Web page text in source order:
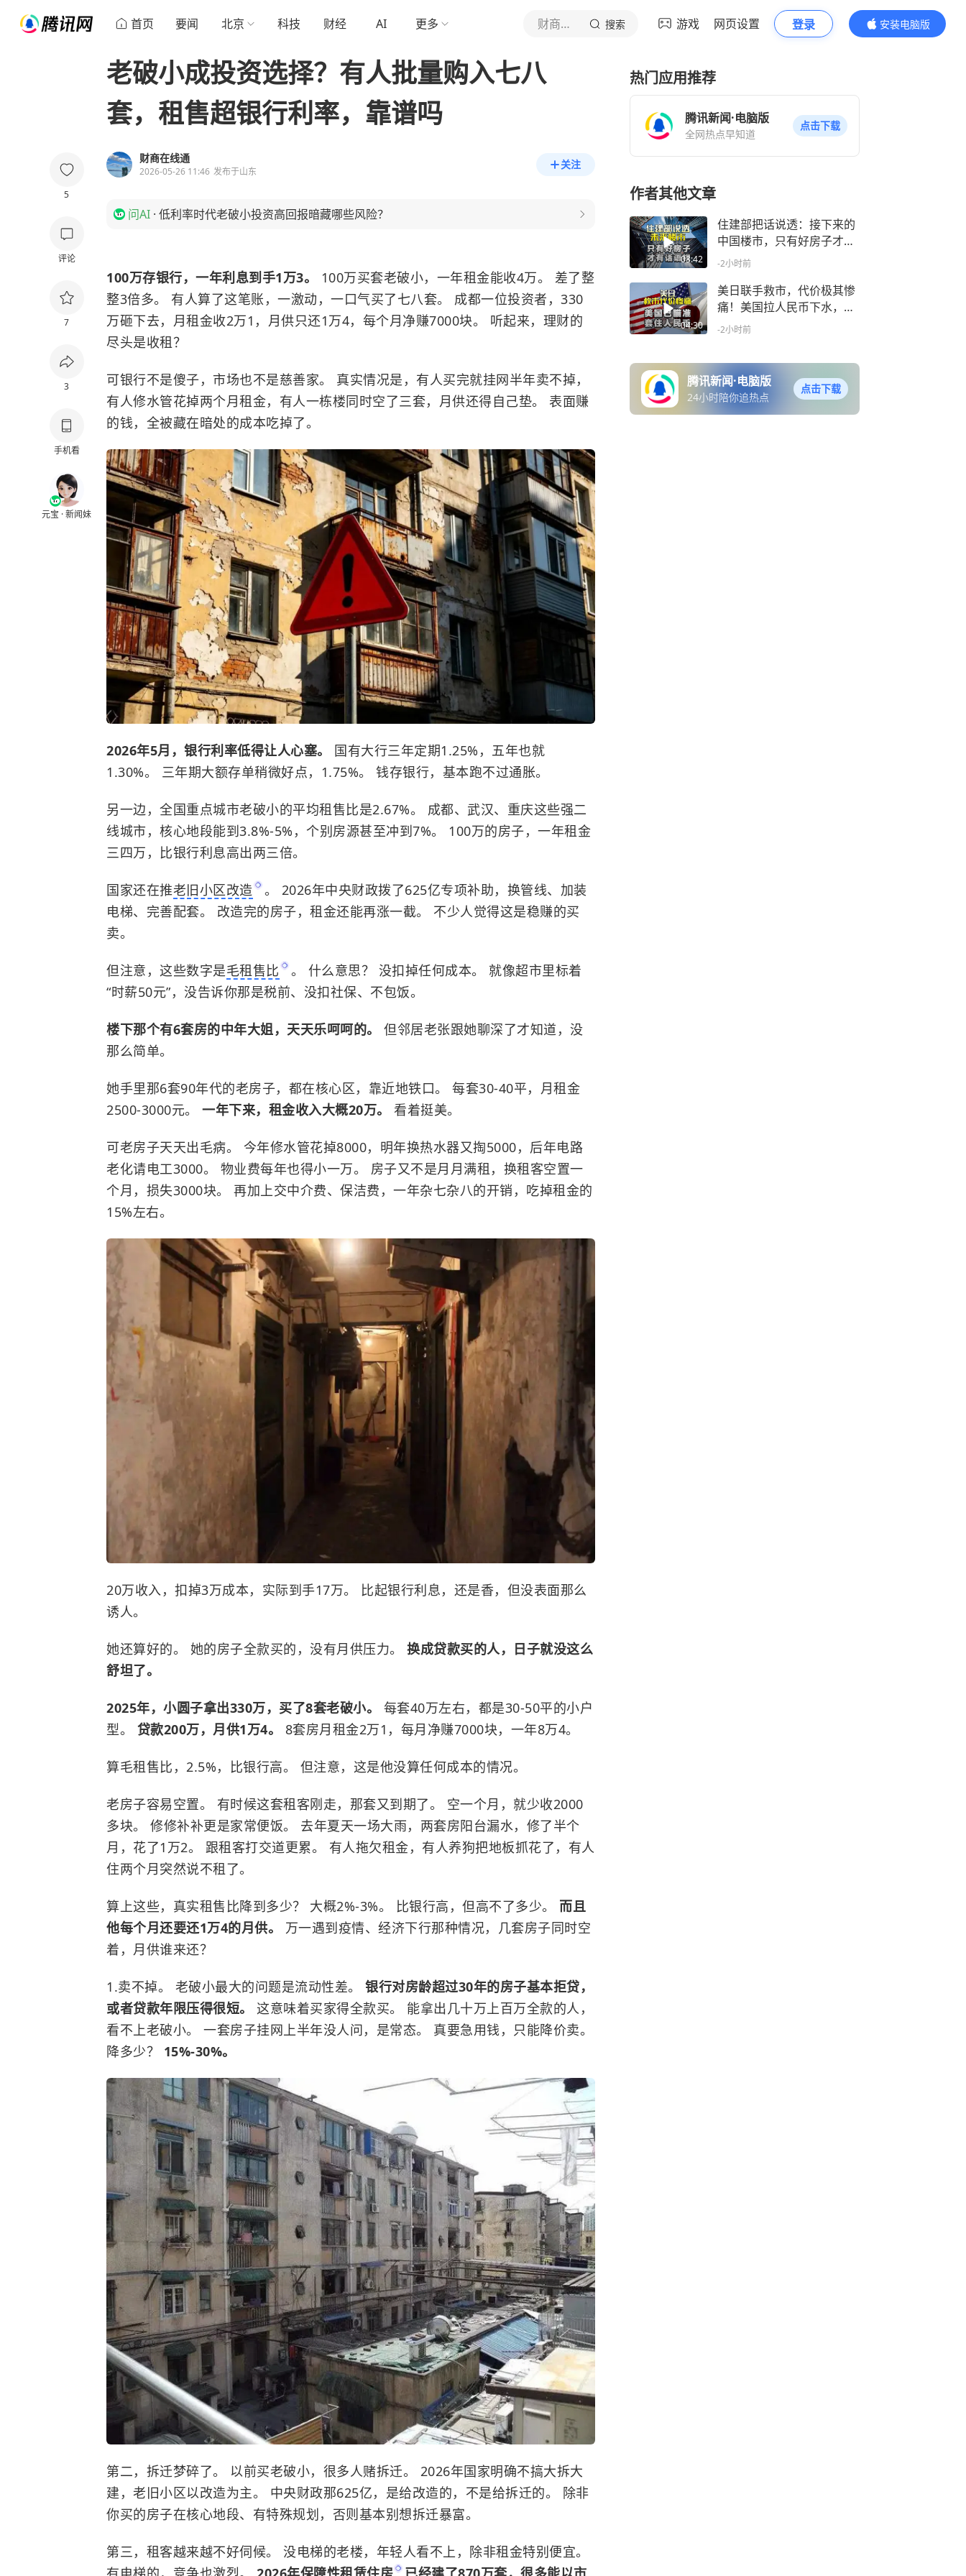
首页 要闻 北京 科技 财经 AI 更多 财商在线通 搜索 游戏 网页设置 登录
安装电脑版
内容更精彩
5
评论
7
3
手机看
元宝 · 新闻妹
老破小成投资选择？有人批量购入七八
套，租售超银行利率，靠谱吗
财商在线通
2026-05-26 11:46 发布于山东
关注
问AI · 低利率时代老破小投资高回报暗藏哪些风险？
100万存银行，一年利息到手1万3。 100万买套老破小，一年租金能收4万。 差了整
整3倍多。 有人算了这笔账，一激动，一口气买了七八套。 成都一位投资者，330
万砸下去，月租金收2万1，月供只还1万4，每个月净赚7000块。 听起来，理财的
尽头是收租？
可银行不是傻子，市场也不是慈善家。 真实情况是，有人买完就挂网半年卖不掉，
有人修水管花掉两个月租金，有人一栋楼同时空了三套，月供还得自己垫。 表面赚
的钱，全被藏在暗处的成本吃掉了。
2026年5月，银行利率低得让人心塞。 国有大行三年定期1.25%，五年也就
1.30%。 三年期大额存单稍微好点，1.75%。 钱存银行，基本跑不过通胀。
另一边，全国重点城市老破小的平均租售比是2.67%。 成都、武汉、重庆这些强二
线城市，核心地段能到3.8%-5%，个别房源甚至冲到7%。 100万的房子，一年租金
三四万，比银行利息高出两三倍。
国家还在推老旧小区改造
。 2026年中央财政拨了625亿专项补助，换管线、加装
电梯、完善配套。 改造完的房子，租金还能再涨一截。 不少人觉得这是稳赚的买
卖。
但注意，这些数字是毛租售比
。 什么意思？ 没扣掉任何成本。 就像超市里标着
“时薪50元”，没告诉你那是税前、没扣社保、不包饭。
楼下那个有6套房的中年大姐，天天乐呵呵的。 但邻居老张跟她聊深了才知道，没
那么简单。
她手里那6套90年代的老房子，都在核心区，靠近地铁口。 每套30-40平，月租金
2500-3000元。 一年下来，租金收入大概20万。 看着挺美。
可老房子天天出毛病。 今年修水管花掉8000，明年换热水器又掏5000，后年电路
老化请电工3000。 物业费每年也得小一万。 房子又不是月月满租，换租客空置一
个月，损失3000块。 再加上交中介费、保洁费，一年杂七杂八的开销，吃掉租金的
15%左右。
20万收入，扣掉3万成本，实际到手17万。 比起银行利息，还是香，但没表面那么
诱人。
她还算好的。 她的房子全款买的，没有月供压力。 换成贷款买的人，日子就没这么
舒坦了。
2025年，小圆子拿出330万，买了8套老破小。 每套40万左右，都是30-50平的小户
型。 贷款200万，月供1万4。 8套房月租金2万1，每月净赚7000块，一年8万4。
算毛租售比，2.5%，比银行高。 但注意，这是他没算任何成本的情况。
老房子容易空置。 有时候这套租客刚走，那套又到期了。 空一个月，就少收2000
多块。 修修补补更是家常便饭。 去年夏天一场大雨，两套房阳台漏水，修了半个
月，花了1万2。 跟租客打交道更累。 有人拖欠租金，有人养狗把地板抓花了，有人
住两个月突然说不租了。
算上这些，真实租售比降到多少？ 大概2%-3%。 比银行高，但高不了多少。 而且
他每个月还要还1万4的月供。 万一遇到疫情、经济下行那种情况，几套房子同时空
着，月供谁来还？
卖不掉。 老破小最大的问题是流动性差。 银行对房龄超过30年的房子基本拒贷，
或者贷款年限压得很短。 这意味着买家得全款买。 能拿出几十万上百万全款的人，
看不上老破小。 一套房子挂网上半年没人问，是常态。 真要急用钱，只能降价卖。
降多少？ 15%-30%。
第二，拆迁梦碎了。 以前买老破小，很多人赌拆迁。 2026年国家明确不搞大拆大
建，老旧小区以改造为主。 中央财政那625亿，是给改造的，不是给拆迁的。 除非
你买的房子在核心地段、有特殊规划，否则基本别想拆迁暴富。
第三，租客越来越不好伺候。 没电梯的老楼，年轻人看不上，除非租金特别便宜。
热门应用推荐
腾讯新闻·电脑版
全网热点早知道
点击下载
作者其他文章
03:42
住建部把话说透：接下来的
中国楼市，只有好房子才有
资格说话
-2小时前
04:30
美日联手救市，代价极其惨
痛！美国拉人民币下水，日
元只是一盘菜
-2小时前
腾讯新闻·电脑版
24小时陪你追热点
点击下载